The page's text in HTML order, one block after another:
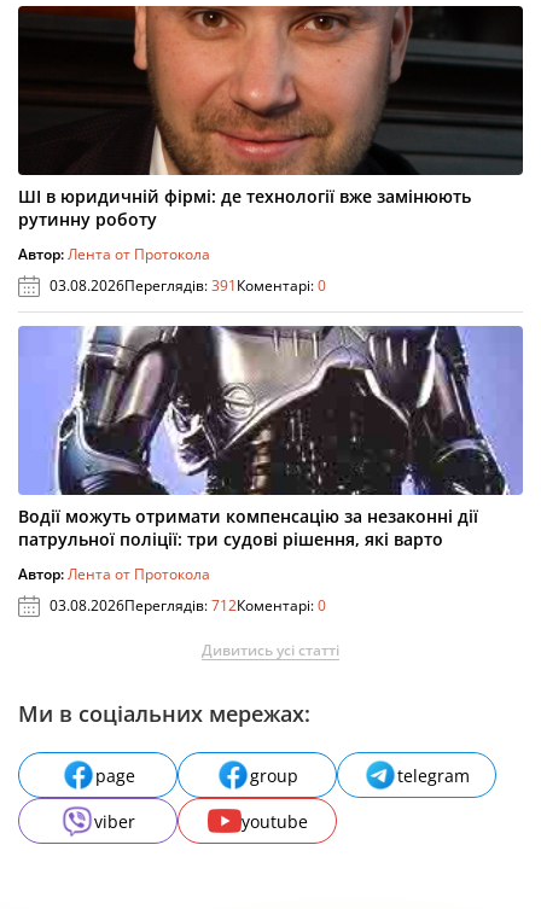
ШІ в юридичній фірмі: де технології вже замінюють
рутинну роботу
Автор:Лента от Протокола
03.08.2026Переглядів:391Коментарі:0
Водії можуть отримати компенсацію за незаконні дії
патрульної поліції: три судові рішення, які варто
Автор:Лента от Протокола
03.08.2026Переглядів:712Коментарі:0
Дивитись усі статті
Ми в соціальних мережах:
page group
telegram
viber
youtube